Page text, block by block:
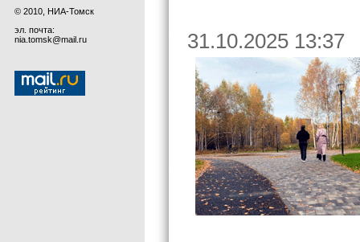
© 2010, НИА-Томск
эл. почта:
nia.tomsk@mail.ru
31.10.2025 13:37